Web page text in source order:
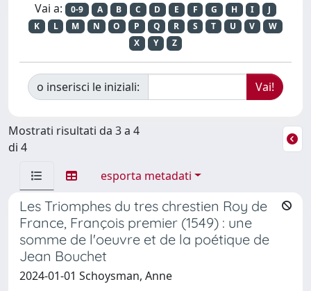
Vai a: 0-9 A B C D E F G H I
J
K
L M N O P Q R S T U V
W
X
Y Z
o inserisci le iniziali:
Mostrati risultati da 3 a 4
di 4
esporta metadati
Les Triomphes du tres chrestien Roy de
France, François premier (1549) : une
somme de l'oeuvre et de la poétique de
Jean Bouchet
2024-01-01 Schoysman, Anne